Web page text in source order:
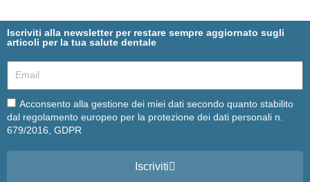
Iscriviti alla newsletter per restare sempre aggiornato sugli
articoli per la tua salute dentale
Email
Email
Acconsento alla gestione dei miei dati secondo quanto stabilito
dal regolamento europeo per la protezione dei dati personali n.
679/2016, GDPR
Iscriviti